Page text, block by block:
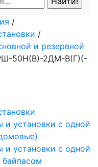
/
/
и резервной
50Н(В)-2ДМ-В(Г)(-
и установки с одной
и установки с одной